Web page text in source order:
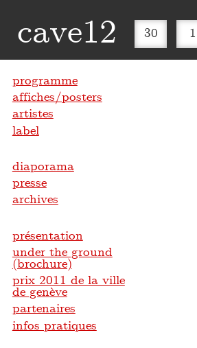
cave12 30 1
programme
affiches/posters
artistes
label
diaporama
presse
archives
présentation
under the ground
(brochure)
prix 2011 de la ville
de genève
partenaires
infos pratiques